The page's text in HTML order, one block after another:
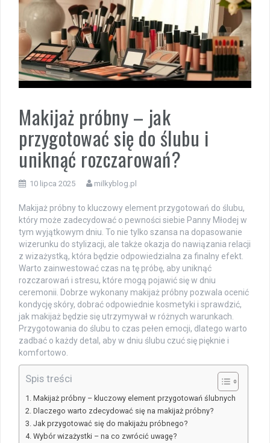
Makijaż próbny – jak
przygotować się do ślubu i
uniknąć rozczarowań?
10 lipca 2025 milkyblog.pl
Makijaż próbny to kluczowy element przygotowań do ślubu,
który może zadecydować o pewności siebie Panny Młodej w
tym wyjątkowym dniu. To nie tylko szansa na dopasowanie
wizerunku do stylizacji, ale także okazja do nawiązania relacji
z wizażystką, która będzie odpowiedzialna za finalny efekt.
Warto zainwestować czas na tę próbę, aby uniknąć
rozczarowań i stresu, które mogą pojawić się w dniu
ceremonii. Dobrze wykonany makijaż próbny pozwala ocenić
kondycję skóry, dobrać odpowiednie kosmetyki i sprawdzić,
jak makijaż będzie się utrzymywał w różnych warunkach.
Przygotowania do ślubu to czas pełen emocji, dlatego warto
zadbać o każdy detal, aby w dniu ślubu czuć się pięknie i
komfortowo.
Spis treści
Makijaż próbny – kluczowy element przygotowań ślubnych
Dlaczego warto zdecydować się na makijaż próbny?
Jak przygotować się do makijażu próbnego?
Wybór wizażystki – na co zwrócić uwagę?